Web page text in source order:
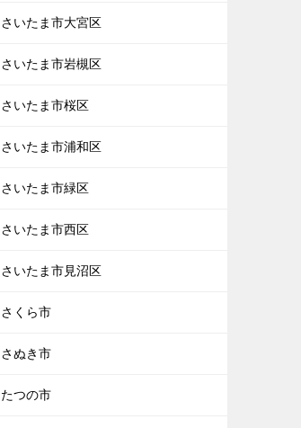
さいたま市大宮区
さいたま市岩槻区
さいたま市桜区
さいたま市浦和区
さいたま市緑区
さいたま市西区
さいたま市見沼区
さくら市
さぬき市
たつの市